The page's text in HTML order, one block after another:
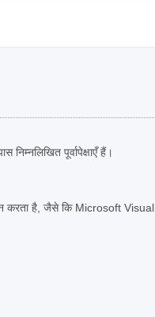
पूर्वापेक्षाएँ हैं।
करता है, जैसे कि Microsoft Visual